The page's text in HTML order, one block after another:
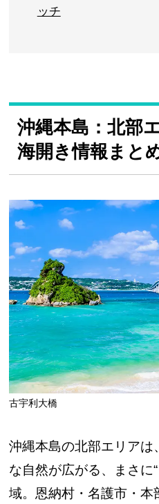
ッチ
沖縄本島：北部
海開き情報まと
古宇利大橋
沖縄本島の北部エリア
な自然が広がる、まさに
域。恩納村・名護市・本